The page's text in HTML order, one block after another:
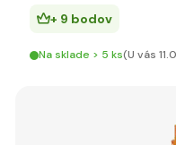
+ 9 bodov
Na sklade > 5 ks(U vás